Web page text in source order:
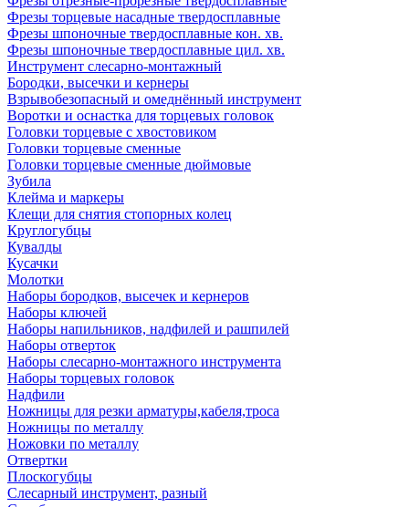
Фрезы торцевые насадные твердосплавные
Фрезы шпоночные твердосплавные кон. хв.
Фрезы шпоночные твердосплавные цил. хв.
Инструмент слесарно-монтажный
Бородки, высечки и кернеры
Взрывобезопасный и омеднённый инструмент
Воротки и оснаcтка для торцевых головок
Головки торцевые с хвостовиком
Головки торцевые сменные
Головки торцевые сменные дюймовые
Зубила
Клейма и маркеры
Клещи для снятия стопорных колец
Круглогубцы
Кувалды
Кусачки
Молотки
Наборы бородков, высечек и кернеров
Наборы ключей
Наборы напильников, надфилей и рашпилей
Наборы отверток
Наборы слесарно-монтажного инструмента
Наборы торцевых головок
Надфили
Ножницы для резки арматуры,кабеля,троса
Ножницы по металлу
Ножовки по металлу
Отвертки
Плоскогубцы
Слесарный инструмент, разный